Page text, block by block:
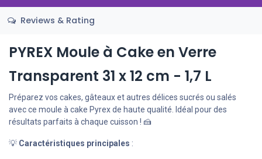
Reviews & Rating
PYREX Moule à Cake en Verre
Transparent 31 x 12 cm - 1,7 L
Préparez vos cakes, gâteaux et autres délices sucrés ou salés
avec ce moule à cake Pyrex de haute qualité. Idéal pour des
résultats parfaits à chaque cuisson ! 🍰
💡 Caractéristiques principales :